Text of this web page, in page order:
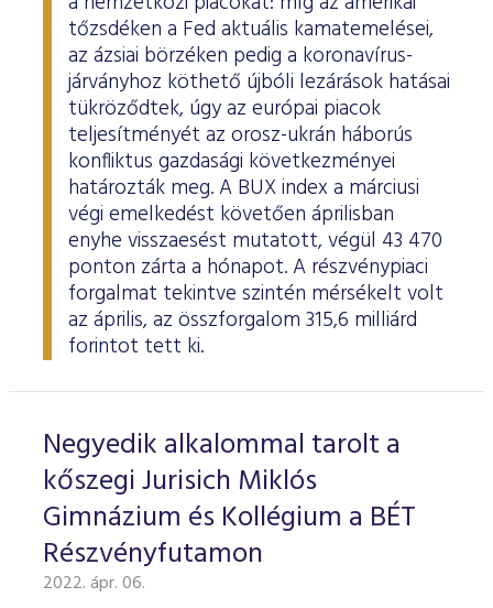
tőzsdéken a Fed aktuális kamatemelései,
az ázsiai börzéken pedig a koronavírus-
járványhoz köthető újbóli lezárások hatásai
tükröződtek, úgy az európai piacok
teljesítményét az orosz-ukrán háborús
konfliktus gazdasági következményei
határozták meg. A BUX index a márciusi
végi emelkedést követően áprilisban
enyhe visszaesést mutatott, végül 43 470
ponton zárta a hónapot. A részvénypiaci
forgalmat tekintve szintén mérsékelt volt
az április, az összforgalom 315,6 milliárd
forintot tett ki.
Negyedik alkalommal tarolt a
kőszegi Jurisich Miklós
Gimnázium és Kollégium a BÉT
Részvényfutamon
2022. ápr. 06.